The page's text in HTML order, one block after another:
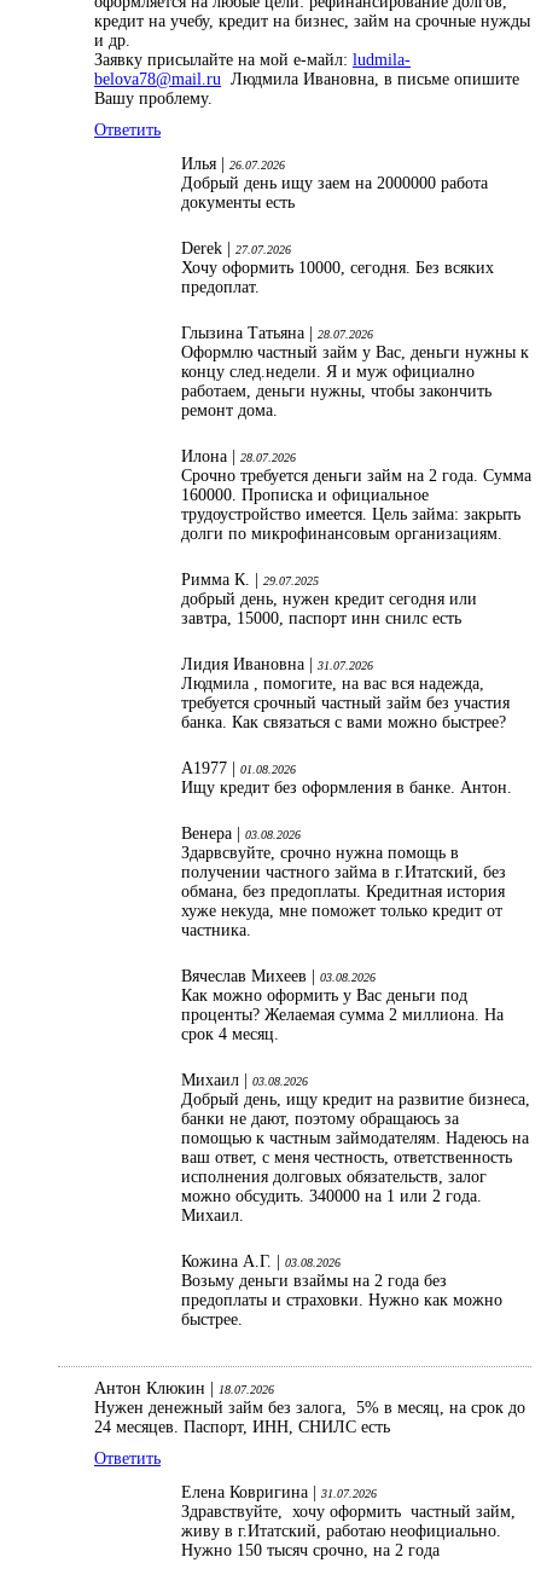
кредит на учебу, кредит на бизнес, займ на срочные нужды
и др.
Заявку присылайте на мой е-майл: ludmila-
belova78@mail.ru Людмила Ивановна, в письме опишите
Вашу проблему.
Ответить
Илья |
26.07.2026
Добрый день ищу заем на 2000000 работа
документы есть
Derek | 27.07.2026
Хочу оформить 10000, сегодня. Без всяких
предоплат.
Глызина Татьяна | 28.07.2026
Оформлю частный займ у Вас, деньги нужны к
концу след.недели. Я и муж официално
работаем, деньги нужны, чтобы закончить
ремонт дома.
Илона | 28.07.2026
Срочно требуется деньги займ на 2 года. Сумма
160000. Прописка и официальное
трудоустройство имеется. Цель займа: закрыть
долги по микрофинансовым организациям.
Римма К. | 29.07.2025
добрый день, нужен кредит сегодня или
завтра, 15000, паспорт инн снилс есть
Лидия Ивановна | 31.07.2026
Людмила , помогите, на вас вся надежда,
требуется срочный частный займ без участия
банка. Как связаться с вами можно быстрее?
А1977 | 01.08.2026
Ищу кредит без оформления в банке. Антон.
Венера | 03.08.2026
Здарвсвуйте, срочно нужна помощь в
получении частного займа в г.Итатский, без
обмана, без предоплаты. Кредитная история
хуже некуда, мне поможет только кредит от
частника.
Вячеслав Михеев | 03.08.2026
Как можно оформить у Вас деньги под
проценты? Желаемая сумма 2 миллиона. На
срок 4 месяц.
Михаил | 03.08.2026
Добрый день, ищу кредит на развитие бизнеса,
банки не дают, поэтому обращаюсь за
помощью к частным займодателям. Надеюсь на
ваш ответ, с меня честность, ответственность
исполнения долговых обязательств, залог
можно обсудить. 340000 на 1 или 2 года.
Михаил.
Кожина А.Г. | 03.08.2026
Возьму деньги взаймы на 2 года без
предоплаты и страховки. Нужно как можно
быстрее.
Антон Клюкин | 18.07.2026
Нужен денежный займ без залога, 5% в месяц, на срок до
24 месяцев. Паспорт, ИНН, СНИЛС есть
Ответить
Елена Ковригина |
31.07.2026
Здравствуйте, хочу оформить частный займ,
живу в г.Итатский, работаю неофициально.
Нужно 150 тысяч срочно, на 2 года